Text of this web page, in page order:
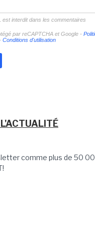
est interdit dans les commentaires
par reCAPTCHA et Google -
Conditions d'utilisation
comme plus de 50